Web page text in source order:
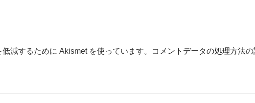
減するために Akismet を使っています。 コメントデータの処理方法